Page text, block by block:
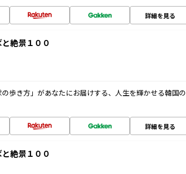
詳細を見る
絶景１００
歩き方」があなたにお届けする、人生を輝かせる韓国の
詳細を見る
絶景１００